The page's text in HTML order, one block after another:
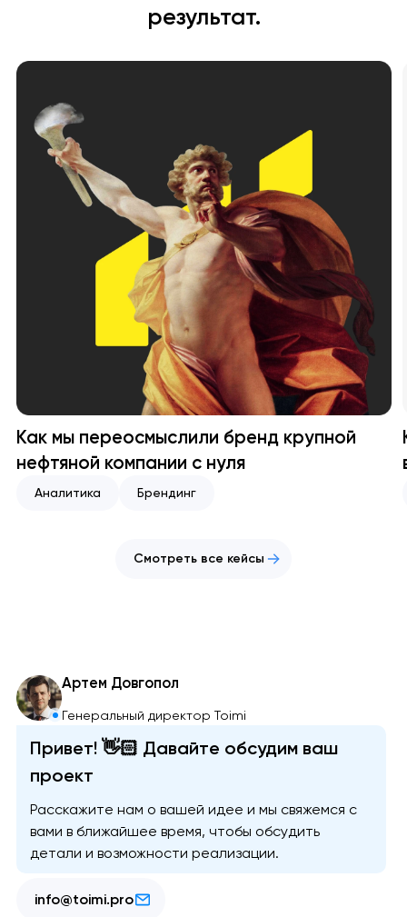
результат.
Как мы переосмыслили бренд крупной
нефтяной компании с нуля
Аналитика Брендинг
Смотреть все кейсы
Артем Довгопол
Генеральный директор Toimi
Привет! 👋🏻 Давайте обсудим ваш
проект
Расскажите нам о вашей идее и мы свяжемся с
вами в ближайшее время, чтобы обсудить
детали и возможности реализации.
info@toimi.pro